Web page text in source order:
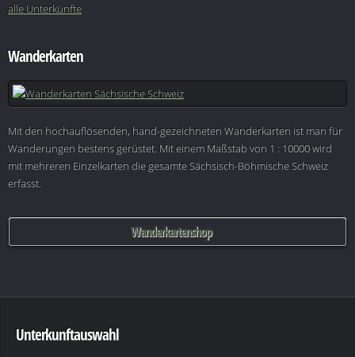
alle Unterkünfte
Wanderkarten
Mit den hochauflösenden, hand-gezeichneten Wanderkarten ist man für
Wanderungen bestens gerüstet. Mit einem Maßstab von 1 : 10000 wird
mit mehreren Einzelkarten die gesamte Sächsisch-Böhmische Schweiz
erfasst.
Wanderkartenshop
Unterkunftauswahl